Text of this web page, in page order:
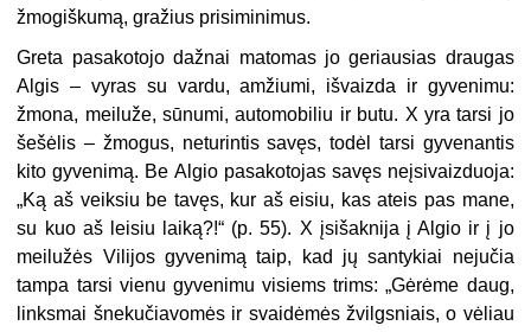
žmogiškumą, gražius prisiminimus.
Greta pasakotojo dažnai matomas jo geriausias draugas
Algis – vyras su vardu, amžiumi, išvaizda ir gyvenimu:
žmona, meiluže, sūnumi, automobiliu ir butu. X yra tarsi jo
šešėlis – žmogus, neturintis savęs, todėl tarsi gyvenantis
kito gyvenimą. Be Algio pasakotojas savęs neįsivaizduoja:
„Ką aš veiksiu be tavęs, kur aš eisiu, kas ateis pas mane,
su kuo aš leisiu laiką?!“ (p. 55). X įsišaknija į Algio ir į jo
meilužės Vilijos gyvenimą taip, kad jų santykiai nejučia
tampa tarsi vienu gyvenimu visiems trims: „Gėrėme daug,
linksmai šnekučiavomės ir svaidėmės žvilgsniais, o vėliau